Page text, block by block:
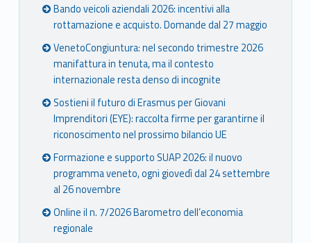
Bando veicoli aziendali 2026: incentivi alla
rottamazione e acquisto. Domande dal 27 maggio
VenetoCongiuntura: nel secondo trimestre 2026
manifattura in tenuta, ma il contesto
internazionale resta denso di incognite
Sostieni il futuro di Erasmus per Giovani
Imprenditori (EYE): raccolta firme per garantirne il
riconoscimento nel prossimo bilancio UE
Formazione e supporto SUAP 2026: il nuovo
programma veneto, ogni giovedì dal 24 settembre
al 26 novembre
Online il n. 7/2026 Barometro dell’economia
regionale